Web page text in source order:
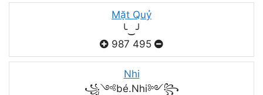
Mặt Quỷ
╰‿╯
987 495
Nhi
꧁༺bé.Nhi༻꧂